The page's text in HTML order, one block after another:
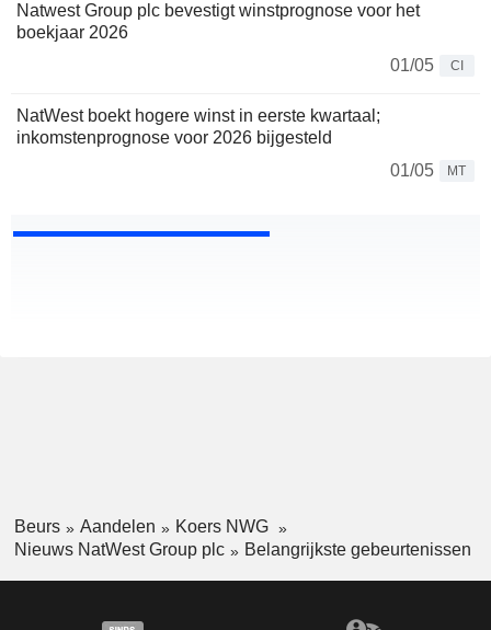
Natwest Group plc bevestigt winstprognose voor het
boekjaar 2026
01/05
CI
NatWest boekt hogere winst in eerste kwartaal;
inkomstenprognose voor 2026 bijgesteld
01/05
MT
Beurs Aandelen
Koers NWG
Nieuws NatWest Group plc
Belangrijkste gebeurtenissen